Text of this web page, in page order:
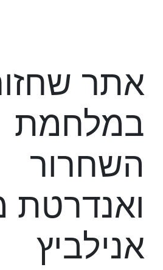
אתר
במלחמת
השחרור
ואנדרטת
אנילביץ